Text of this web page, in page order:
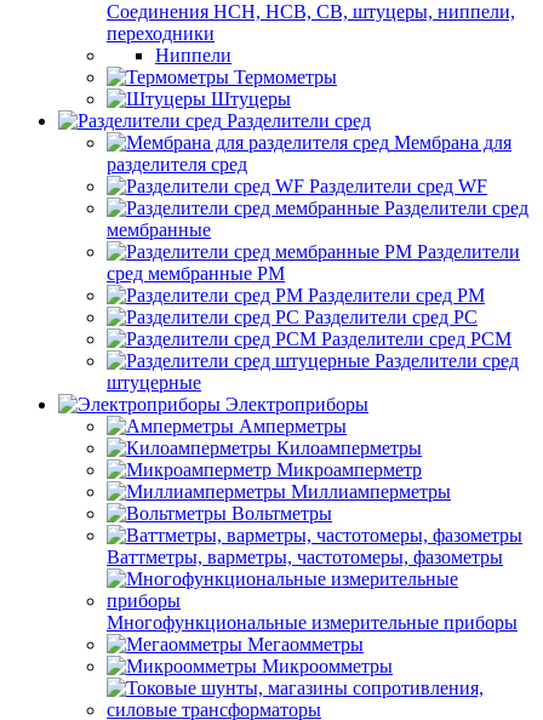
Соединения НСН, НСВ, СВ, штуцеры, ниппели,
переходники
Ниппели
Термометры
Штуцеры
Разделители сред
Мембрана для
разделителя сред
Разделители сред WF
Разделители сред
мембранные
Разделители
сред мембранные РМ
Разделители сред РМ
Разделители сред РС
Разделители сред РСМ
Разделители сред
штуцерные
Электроприборы
Амперметры
Килоамперметры
Микроамперметр
Миллиамперметры
Вольтметры
Ваттметры, варметры, частотомеры, фазометры
Многофункциональные измерительные приборы
Мегаомметры
Микроомметры